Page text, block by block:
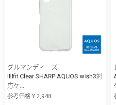
グルマンディーズ
IIIIfit Clear SHARP AQUOS wish3対
応ケ...
参考価格￥2,948